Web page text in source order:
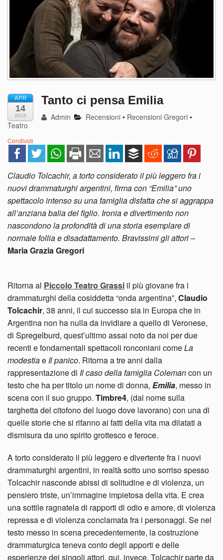
APR
14
2015
Tanto ci pensa Emilia
Admin Recensioni • Recensioni Gregori •
Teatro
Condividi
Claudio Tolcachir, a torto considerato il più leggero fra i
nuovi drammaturghi argentini, firma con “Emilia” uno
spettacolo intenso su una famiglia disfatta che si aggrappa
all’anziana balia del figlio. Ironia e divertimento non
nascondono la profondità di una storia esemplare di
normale follia e disadattamento. Bravissimi gli attori–
Maria Grazia Gregori
Ritorna al Piccolo Teatro Grassi il più giovane fra i
drammaturghi della cosiddetta “onda argentina”, Claudio
Tolcachir, 38 anni, il cui successo sia in Europa che in
Argentina non ha nulla da invidiare a quello di Veronese,
di Spregelburd, quest’ultimo assai noto da noi per due
recenti e fondamentali spettacoli ronconiani comeLa
modestiae Il panico. Ritorna a tre anni dalla
rappresentazione di Il caso della famiglia Colemancon un
testo che ha per titolo un nome di donna, Emilia, messo in
scena con il suo gruppo. Timbre4, (dal nome sulla
targhetta del citofono del luogo dove lavorano) con una di
quelle storie che si rifanno ai fatti della vita ma dilatati a
dismisura da uno spirito grottesco e feroce.
A torto considerato il più leggero e divertente fra i nuovi
drammaturghi argentini, in realtà sotto uno sorriso spesso
Tolcachir nasconde abissi di solitudine e di violenza, un
pensiero triste, un’immagine impietosa della vita. E crea
una sottile ragnatela di rapporti di odio e amore, di violenza
repressa e di violenza conclamata fra i personaggi. Se nel
testo messo in scena precedentemente, la costruzione
drammaturgica teneva conto degli apporti e delle
esperienze dei singoli attori, qui, invece, Tolcachir parte da